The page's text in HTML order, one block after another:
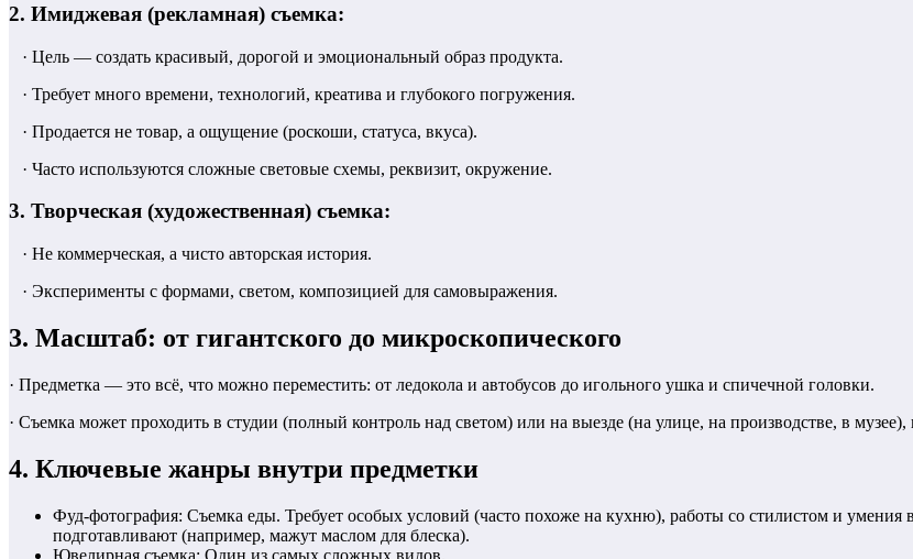
2. Имиджевая (рекламная) съемка:
· Цель — создать красивый, дорогой и эмоциональный образ продукта.
· Требует много времени, технологий, креатива и глубокого погружения.
· Продается не товар, а ощущение (роскоши, статуса, вкуса).
· Часто используются сложные световые схемы, реквизит, окружение.
3. Творческая (художественная) съемка:
· Не коммерческая, а чисто авторская история.
· Эксперименты с формами, светом, композицией для самовыражения.
3. Масштаб: от гигантского до микроскопического
· Предметка — это всё, что можно переместить: от ледокола и автобусов до игольного ушка и спичечной головки.
· Съемка может проходить в студии (полный контроль над светом) или на выезде (на улице, на производстве, в музее),
4. Ключевые жанры внутри предметки
Фуд-фотография: Съемка еды. Требует особых условий (часто похоже на кухню), работы со стилистом и умения
подготавливают (например, мажут маслом для блеска).
Ювелирная съемка: Один из самых сложных видов.